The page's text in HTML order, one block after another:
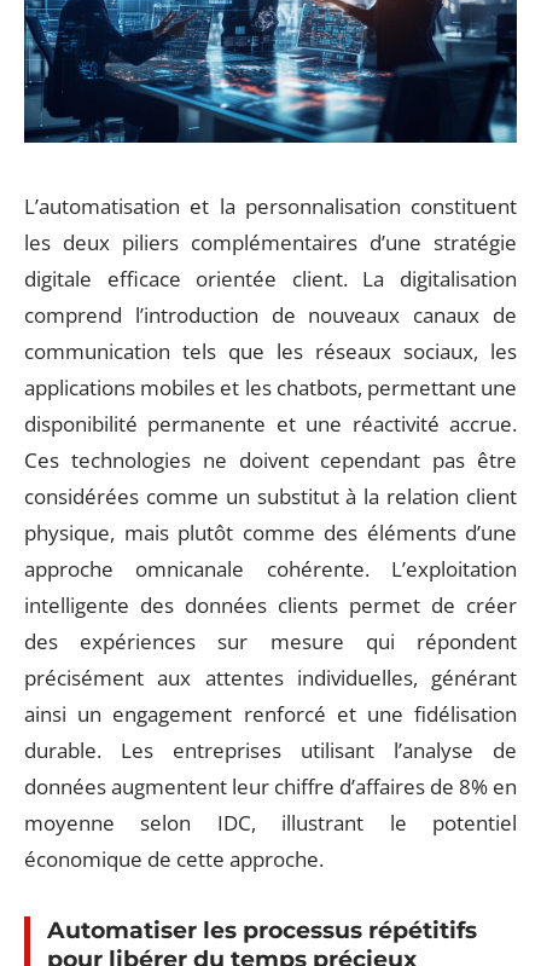
L’automatisation et la personnalisation constituent
les deux piliers complémentaires d’une stratégie
digitale efficace orientée client. La digitalisation
comprend l’introduction de nouveaux canaux de
communication tels que les réseaux sociaux, les
applications mobiles et les chatbots, permettant une
disponibilité permanente et une réactivité accrue.
Ces technologies ne doivent cependant pas être
considérées comme un substitut à la relation client
physique, mais plutôt comme des éléments d’une
approche omnicanale cohérente. L’exploitation
intelligente des données clients permet de créer
des expériences sur mesure qui répondent
précisément aux attentes individuelles, générant
ainsi un engagement renforcé et une fidélisation
durable. Les entreprises utilisant l’analyse de
données augmentent leur chiffre d’affaires de 8% en
moyenne selon IDC, illustrant le potentiel
économique de cette approche.
Automatiser les processus répétitifs
pour libérer du temps précieux